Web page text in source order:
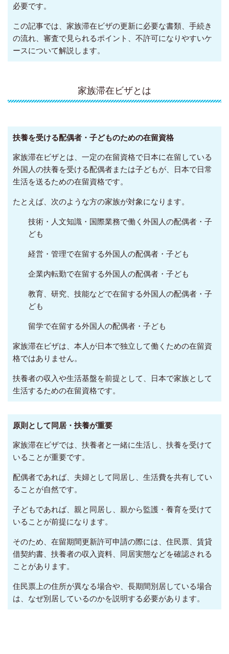
必要です。
この記事では、家族滞在ビザの更新に必要な書類、手続き
の流れ、審査で見られるポイント、不許可になりやすいケ
ースについて解説します。
家族滞在ビザとは
扶養を受ける配偶者・子どものための在留資格
家族滞在ビザとは、一定の在留資格で日本に在留している
外国人の扶養を受ける配偶者または子どもが、日本で日常
生活を送るための在留資格です。
たとえば、次のような方の家族が対象になります。
技術・人文知識・国際業務で働く外国人の配偶者・子
ども
経営・管理で在留する外国人の配偶者・子ども
企業内転勤で在留する外国人の配偶者・子ども
教育、研究、技能などで在留する外国人の配偶者・子
ども
留学で在留する外国人の配偶者・子ども
家族滞在ビザは、本人が日本で独立して働くための在留資
格ではありません。
扶養者の収入や生活基盤を前提として、日本で家族として
生活するための在留資格です。
原則として同居・扶養が重要
家族滞在ビザでは、扶養者と一緒に生活し、扶養を受けて
いることが重要です。
配偶者であれば、夫婦として同居し、生活費を共有してい
ることが自然です。
子どもであれば、親と同居し、親から監護・養育を受けて
いることが前提になります。
そのため、在留期間更新許可申請の際には、住民票、賃貸
借契約書、扶養者の収入資料、同居実態などを確認される
ことがあります。
住民票上の住所が異なる場合や、長期間別居している場合
は、なぜ別居しているのかを説明する必要があります。